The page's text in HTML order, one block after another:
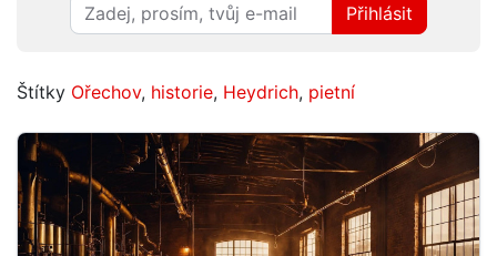
Přihlásit
Štítky Ořechov, historie, Heydrich, pietní